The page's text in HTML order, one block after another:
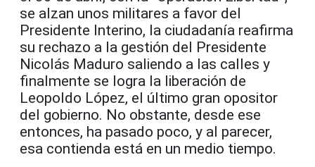
se alzan unos militares a favor del
Presidente Interino, la ciudadanía reafirma
su rechazo a la gestión del Presidente
Nicolás Maduro saliendo a las calles y
finalmente se logra la liberación de
Leopoldo López, el último gran opositor
del gobierno. No obstante, desde ese
entonces, ha pasado poco, y al parecer,
esa contienda está en un medio tiempo.